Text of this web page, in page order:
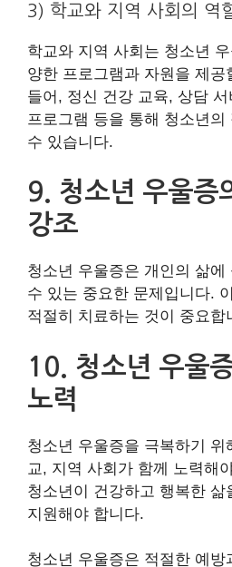
3) 학교와 지역 사회의 역
학교와 지역 사회는 청소년
양한 프로그램과 자원을 제공
들어, 정신 건강 교육, 상담
프로그램 등을 통해 청소년
수 있습니다.
9. 청소년 우울증
강조
청소년 우울증은 개인의 삶에
수 있는 중요한 문제입니다.
적절히 치료하는 것이 중요합
10. 청소년 우울
노력
청소년 우울증을 극복하기
교, 지역 사회가 함께 노력해
청소년이 건강하고 행복한 삶
지원해야 합니다.
청소년 우울증은 적절한 예방